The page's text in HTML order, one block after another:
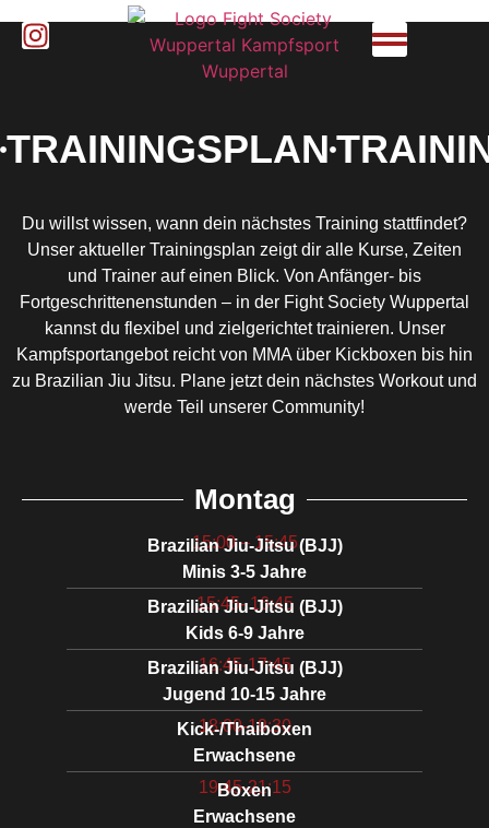
TRAININGSPLAN
Du willst wissen, wann dein nächstes Training stattfindet?
Unser aktueller Trainingsplan zeigt dir alle Kurse, Zeiten
und Trainer auf einen Blick. Von Anfänger- bis
Fortgeschrittenenstunden – in der Fight Society Wuppertal
kannst du flexibel und zielgerichtet trainieren. Unser
Kampfsportangebot reicht von MMA über Kickboxen bis hin
zu Brazilian Jiu Jitsu. Plane jetzt dein nächstes Workout und
werde Teil unserer Community!
Montag
15:00 – 15:45
Brazilian Jiu-Jitsu (BJJ)
Minis 3-5 Jahre
15:45- 16:45
Brazilian Jiu-Jitsu (BJJ)
Kids 6-9 Jahre
16:45-17:45
Brazilian Jiu-Jitsu (BJJ)
Jugend 10-15 Jahre
18:00-19:30
Kick-/Thaiboxen
Erwachsene
19:45-21:15
Boxen
Erwachsene